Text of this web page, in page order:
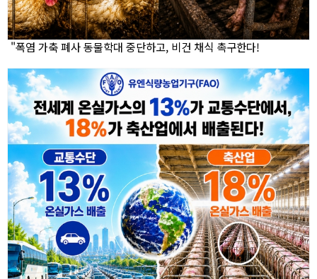
"폭염 가축 폐사 동물학대 중단하고, 비건 채식 촉구한다!